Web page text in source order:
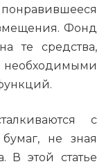
Фонд
те средства,
с
не зная
В этой статье